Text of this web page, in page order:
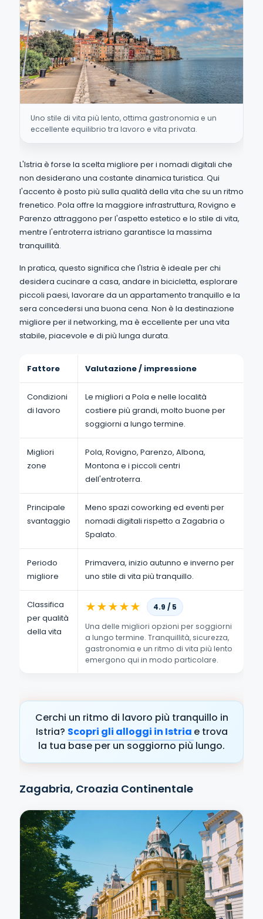
Uno stile di vita più lento, ottima gastronomia e un
eccellente equilibrio tra lavoro e vita privata.
L'Istria è forse la scelta migliore per i nomadi digitali che
non desiderano una costante dinamica turistica. Qui
l'accento è posto più sulla qualità della vita che su un ritmo
frenetico. Pola offre la maggiore infrastruttura, Rovigno e
Parenzo attraggono per l'aspetto estetico e lo stile di vita,
mentre l'entroterra istriano garantisce la massima
tranquillità.
In pratica, questo significa che l'Istria è ideale per chi
desidera cucinare a casa, andare in bicicletta, esplorare
piccoli paesi, lavorare da un appartamento tranquillo e la
sera concedersi una buona cena. Non è la destinazione
migliore per il networking, ma è eccellente per una vita
stabile, piacevole e di più lunga durata.
Fattore Valutazione / impressione
Condizioni
di lavoro
Le migliori a Pola e nelle località
costiere più grandi, molto buone per
soggiorni a lungo termine.
Migliori
zone
Pola, Rovigno, Parenzo, Albona,
Montona e i piccoli centri
dell'entroterra.
Principale
svantaggio
Meno spazi coworking ed eventi per
nomadi digitali rispetto a Zagabria o
Spalato.
Periodo
migliore
Primavera, inizio autunno e inverno per
uno stile di vita più tranquillo.
Classifica
per qualità
della vita
★★★★★
4.9 / 5
Una delle migliori opzioni per soggiorni
a lungo termine. Tranquillità, sicurezza,
gastronomia e un ritmo di vita più lento
emergono qui in modo particolare.
Cerchi un ritmo di lavoro più tranquillo in
Istria? Scopri gli alloggi in Istria e trova
la tua base per un soggiorno più lungo.
Zagabria, Croazia Continentale